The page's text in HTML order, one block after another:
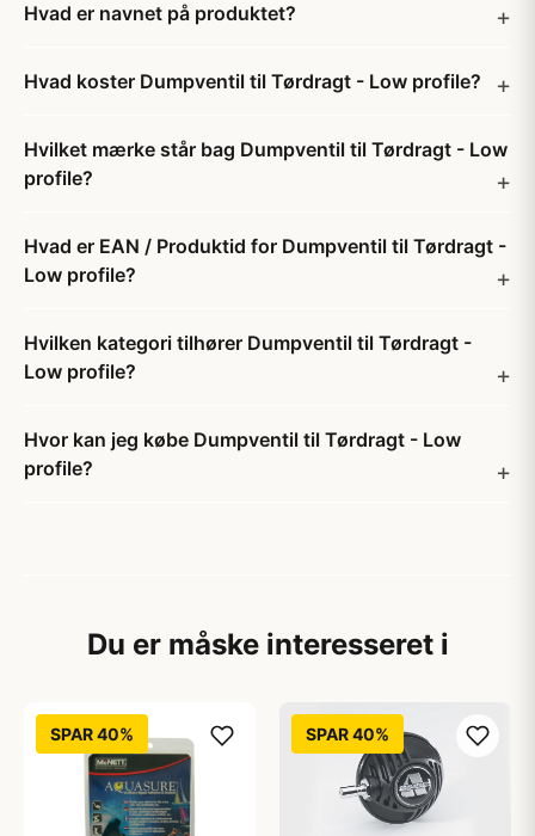
Hvad er navnet på produktet?
Hvad koster Dumpventil til Tørdragt - Low profile?
Hvilket mærke står bag Dumpventil til Tørdragt - Low
profile?
Hvad er EAN / Produktid for Dumpventil til Tørdragt -
Low profile?
Hvilken kategori tilhører Dumpventil til Tørdragt -
Low profile?
Hvor kan jeg købe Dumpventil til Tørdragt - Low
profile?
Du er måske interesseret i
SPAR 40% SPAR 40%